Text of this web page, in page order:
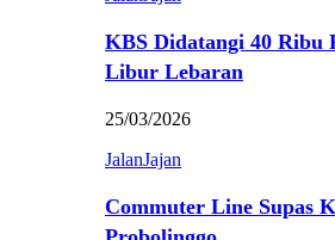
KBS Didatangi 40 Ribu
Libur Lebaran
25/03/2026
JalanJajan
Commuter Line Supas